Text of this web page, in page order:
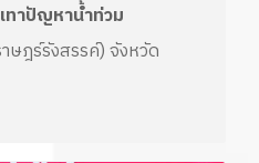
ทาปัญหาน้ำท่วม
ษฎร์รังสรรค์) จังหวัด